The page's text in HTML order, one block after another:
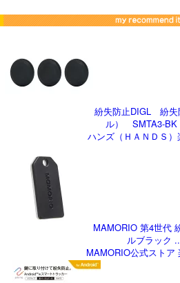
紛失防止DIGL 紛失
ル）
ハンズ（ＨＡＮＤＳ
MAMORIO 第4世代
ルブラック
MAMORIO公式ストア